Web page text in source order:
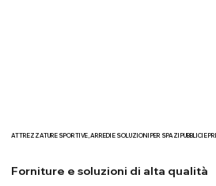
ATTREZZATURE SPORTIVE, ARREDI E SOLUZIONI PER SPAZI PUBBLICI E
Forniture e soluzioni di alta qualità